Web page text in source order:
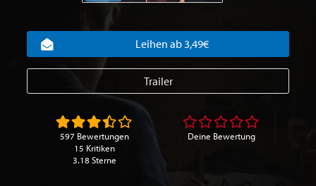
Leihen ab 3,49€
Trailer
597 Bewertungen
15 Kritiken
3.18 Sterne
Deine Bewertung